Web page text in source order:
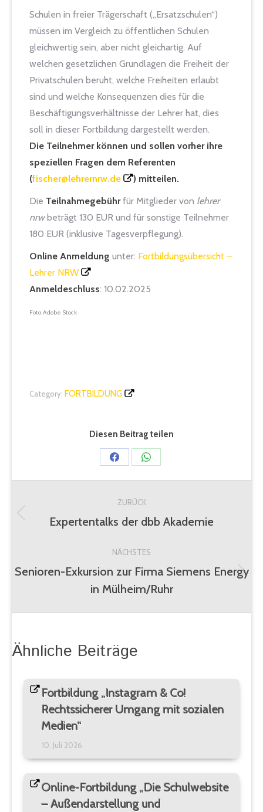
Schulen in freier Trägerschaft („Ersatzschulen“)
müssen im Vergleich zu öffentlichen Schulen
gleichwertig sein, aber nicht gleichartig. Auf
welchen gesetzlichen Grundlagen die Freiheit der
Privatschulen beruht, welche Freiheiten erlaubt
sind und welche Konsequenzen dies für die
Beschäftigungsverhältnisse der Lehrer hat, dies
soll in dieser Fortbildung dargestellt werden.
Die Teilnehmer können und sollen vorher ihre
speziellen Fragen dem Referenten
(fischer@lehrernrw.de
) mitteilen.
Die Teilnahmegebührfür Mitglieder von lehrer
nrwbeträgt 130 EUR und für sonstige Teilnehmer
180 EUR (inklusive Tagesverpflegung).
Online Anmeldung unter: Fortbildungsübersicht –
Lehrer NRW
Anmeldeschluss: 10.02.2025
Foto:Adobe Stock
Category: FORTBILDUNG
Diesen Beitrag teilen
Share
on
Facebook
Share
on
WhatsApp
ZURÜCK
Vorheriger
Expertentalks der dbb Akademie
NÄCHSTES
Nächster
Beitrag:
Senioren-Exkursion zur Firma Siemens Energy
in Mülheim/Ruhr
Ähnliche Beiträge
Fortbildung „Instagram & Co!
Rechtssicherer Umgang mit sozialen
Medien“
10. Juli 2026
Online-Fortbildung „Die Schulwebsite
– Außendarstellung und